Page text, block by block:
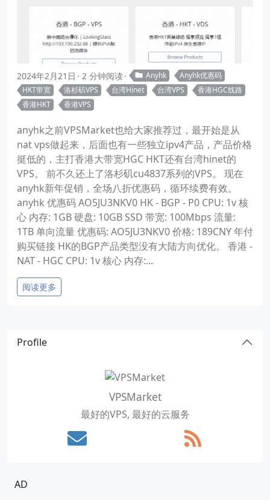
2024年2月21日 2 分钟阅读 Anyhk
Anyhk优惠码
HKT带宽
洛杉矶VPS 台湾Hinet 台湾VPS
香港HGC线路
香港HKT
香港VPS
anyhk之前VPSMarket也给大家推荐过，最开始是从
nat vps做起来，后面也有一些独立ipv4产品，产品价格
挺低的，主打香港大带宽HGC HKT还有台湾hinet的
VPS。 前不久还上了洛杉矶cu4837系列的VPS。 现在
anyhk新年促销，全场八折优惠码，循环续费有效。
anyhk 优惠码 AO5JU3NKV0 HK - BGP - P0 CPU: 1v 核
心 内存: 1GB 硬盘: 10GB SSD 带宽: 100Mbps 流量:
1TB 单向流量 优惠码: AO5JU3NKV0 价格: 189CNY 年付
购买链接 HK的BGP产品类型没有大陆方向优化。 香港 -
NAT - HGC CPU: 1v 核心 内存:...
阅读更多
Profile
VPSMarket
最好的VPS, 最好的云服务
AD